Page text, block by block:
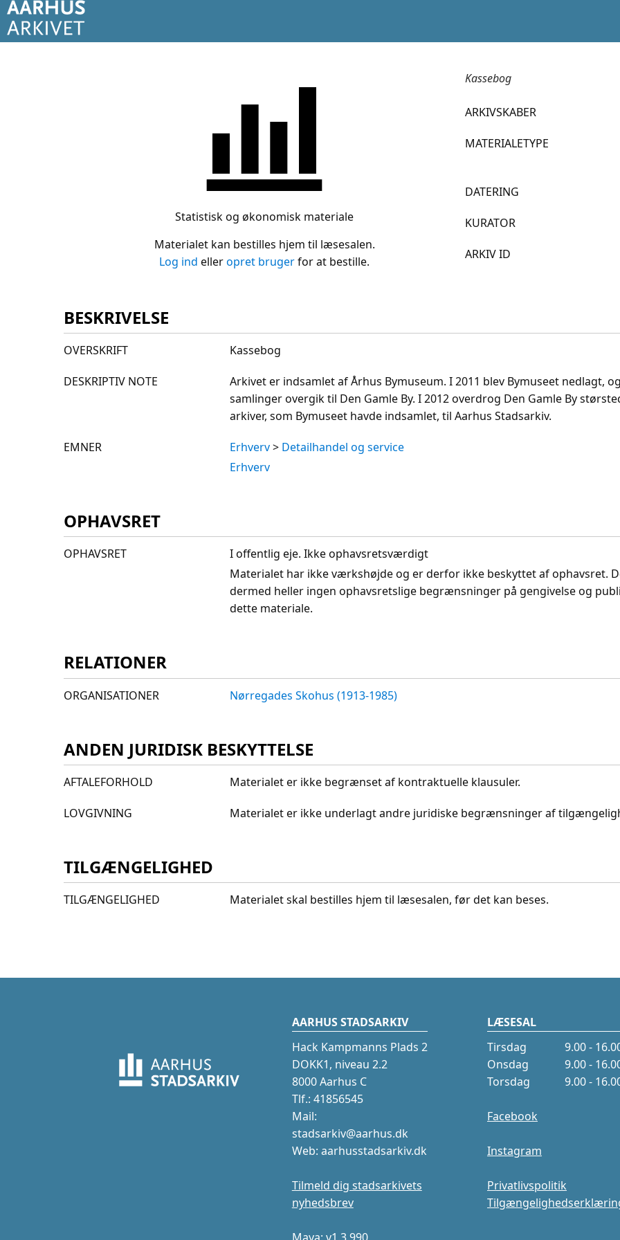
Statistisk og økonomisk materiale
Materialet kan bestilles hjem til læsesalen.
Log ind elleropret brugerfor at bestille.
Kassebog
ARKIVSKABER
MATERIALETYPE
DATERING
KURATOR
ARKIV ID
BESKRIVELSE
OVERSKRIFT Kassebog
DESKRIPTIV NOTE
Arkivet er indsamlet af Århus Bymuseum. I 2011 blev Bymuseet nedlagt,
samlinger overgik til Den Gamle By. I 2012 overdrog Den Gamle By
arkiver, som Bymuseet havde indsamlet, til Aarhus Stadsarkiv.
EMNER Erhverv> Detailhandel og service
Erhverv
OPHAVSRET
OPHAVSRET
I offentlig eje. Ikke ophavsretsværdigt
Materialet har ikke værkshøjde og er derfor ikke beskyttet af ophavsret.
dermed heller ingen ophavsretslige begrænsninger på gengivelse og
dette materiale.
RELATIONER
ORGANISATIONER Nørregades Skohus (1913-1985)
ANDEN JURIDISK BESKYTTELSE
AFTALEFORHOLD Materialet er ikke begrænset af kontraktuelle klausuler.
LOVGIVNING Materialet er ikke underlagt andre juridiske begrænsninger af
TILGÆNGELIGHED
TILGÆNGELIGHED Materialet skal bestilles hjem til læsesalen, før det kan beses.
AARHUS STADSARKIV
Hack Kampmanns Plads 2
DOKK1, niveau 2.2
8000 Aarhus C
Tlf.: 41856545
Mail:
stadsarkiv@aarhus.dk
Web: aarhusstadsarkiv.dk
Tilmeld dig stadsarkivets
nyhedsbrev
LÆSESAL
Tirsdag
9.00 -
Onsdag
9.00 -
Torsdag
9.00 -
Facebook
Instagram
Privatlivspolitik